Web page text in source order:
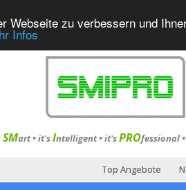
zu verbessern und
Infos
SMart •it'sIntelligent•it'sPROfessional•
Top Angebote